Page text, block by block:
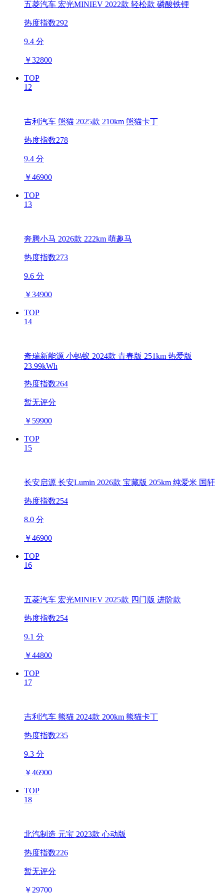
五菱汽车 宏光MINIEV 2022款 轻松款 磷酸铁锂
热度指数292
9.4 分
￥32800
TOP
12
吉利汽车 熊猫 2025款 210km 熊猫卡丁
热度指数278
9.4 分
￥46900
TOP
13
奔腾小马 2026款 222km 萌趣马
热度指数273
9.6 分
￥34900
TOP
14
奇瑞新能源 小蚂蚁 2024款 青春版 251km 热爱版
23.99kWh
热度指数264
暂无评分
￥ 59900
TOP
15
长安启源 长安Lumin 2026款 宝藏版 205km 纯爱米 国轩
热度指数254
8.0 分
￥46900
TOP
16
五菱汽车 宏光MINIEV 2025款 四门版 进阶款
热度指数254
9.1 分
￥44800
TOP
17
吉利汽车 熊猫 2024款 200km 熊猫卡丁
热度指数235
9.3 分
￥46900
TOP
18
北汽制造 元宝 2023款 心动版
热度指数226
暂无评分
￥ 29700